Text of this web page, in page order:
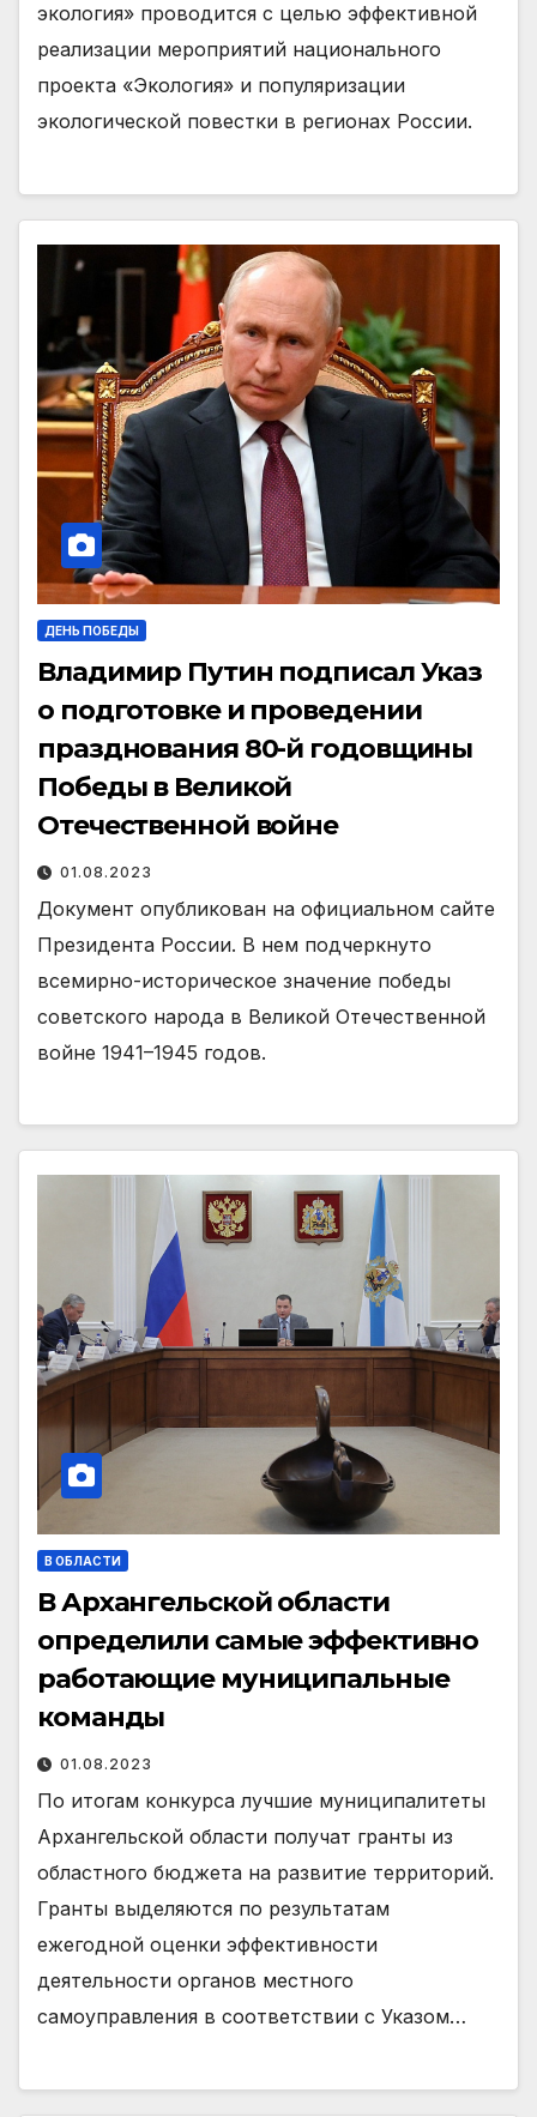
экология» проводится с целью эффективной
реализации мероприятий национального
проекта «Экология» и популяризации
экологической повестки в регионах России.
ДЕНЬ ПОБЕДЫ
Владимир Путин подписал Указ
о подготовке и проведении
празднования 80-й годовщины
Победы в Великой
Отечественной войне
01.08.2023
Документ опубликован на официальном сайте
Президента России. В нем подчеркнуто
всемирно-историческое значение победы
советского народа в Великой Отечественной
войне 1941–1945 годов.
В ОБЛАСТИ
В Архангельской области
определили самые эффективно
работающие муниципальные
команды
01.08.2023
По итогам конкурса лучшие муниципалитеты
Архангельской области получат гранты из
областного бюджета на развитие территорий.
Гранты выделяются по результатам
ежегодной оценки эффективности
деятельности органов местного
самоуправления в соответствии с Указом…